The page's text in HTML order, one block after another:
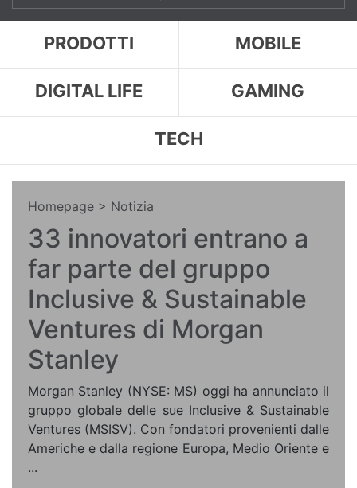
PRODOTTI MOBILE
DIGITAL LIFE GAMING
TECH
Homepage > Notizia
33 innovatori entrano a
far parte del gruppo
Inclusive & Sustainable
Ventures di Morgan
Stanley
Morgan Stanley (NYSE: MS) oggi ha annunciato il
gruppo globale delle sue Inclusive & Sustainable
Ventures (MSISV). Con fondatori provenienti dalle
Americhe e dalla regione Europa, Medio Oriente e
...